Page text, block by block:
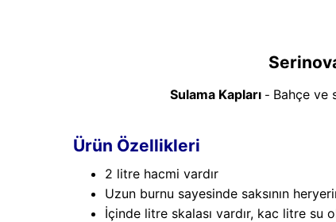
Sulama Kapları - Bahçe ve
Ürün Özellikleri
2 litre hacmi vardır
Uzun burnu sayesinde saksının
İçinde litre skalası vardır, kac litre su